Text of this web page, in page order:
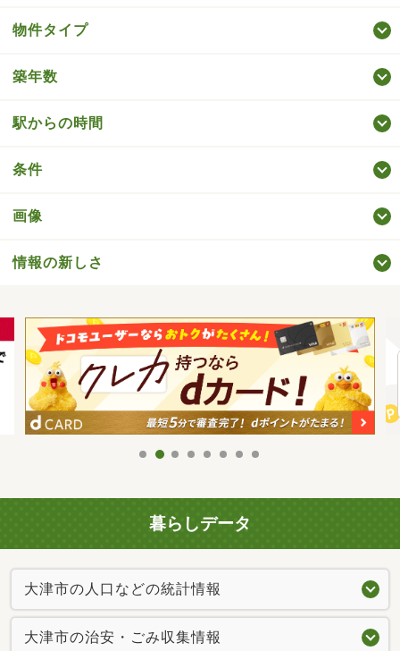
物件タイプ
築年数
駅からの時間
条件
画像
情報の新しさ
暮らしデータ
大津市の人口などの統計情報
大津市の治安・ごみ収集情報